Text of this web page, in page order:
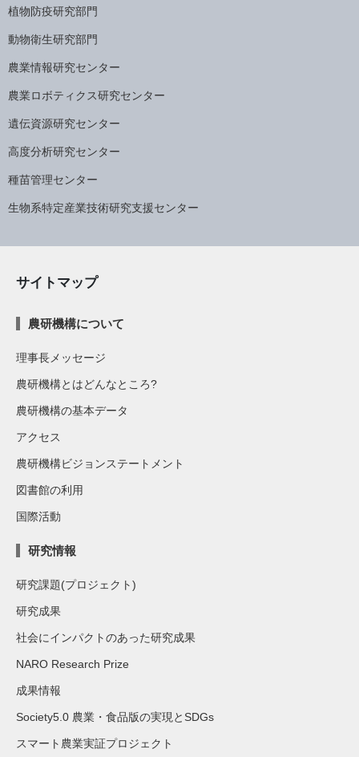
植物防疫研究部門
動物衛生研究部門
農業情報研究センター
農業ロボティクス研究センター
遺伝資源研究センター
高度分析研究センター
種苗管理センター
生物系特定産業技術研究支援センター
サイトマップ
農研機構について
理事長メッセージ
農研機構とはどんなところ?
農研機構の基本データ
アクセス
農研機構ビジョンステートメント
図書館の利用
国際活動
研究情報
研究課題(プロジェクト)
研究成果
社会にインパクトのあった研究成果
NARO Research Prize
成果情報
Society5.0 農業・食品版の実現とSDGs
スマート農業実証プロジェクト